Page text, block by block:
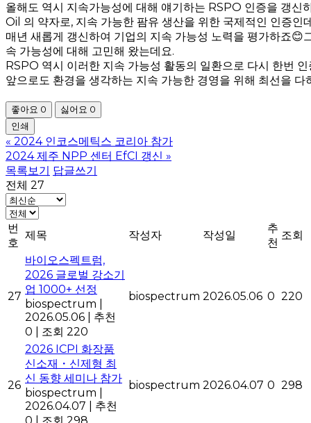
올해도 역시 지속가능성에 대해 얘기하는 RSPO 인증을
Oil 의 약자로, 지속 가능한 팜유 생산을 위한 국제적인 인증인
매년 새롭게 갱신하여 기업의 지속 가능성 노력을 평가하죠
속 가능성에 대해 고민해 왔는데요.
RSPO 역시 이러한 지속 가능성 활동의 일환으로 다시 한번
앞으로도 환경을 생각하는 지속 가능한 경영을 위해 최선을 다
좋아요 0 싫어요 0
인쇄
« 2024 인코스메틱스 코리아 참가
2024 제주 NPP 센터 EfCI 갱신 »
목록보기 답글쓰기
전체 27
번
호
제목 작성자 작성일
추
천
조회
27
바이오스펙트럼,
2026 글로벌 강소기
업 1000+ 선정
biospectrum
2026.05.06
추천
0
조회 220
biospectrum 2026.05.06 0 220
26
2026 ICPI 화장품
신소재・신제형 최
신 동향 세미나 참가
biospectrum
2026.04.07
추천
biospectrum 2026.04.07 0 298